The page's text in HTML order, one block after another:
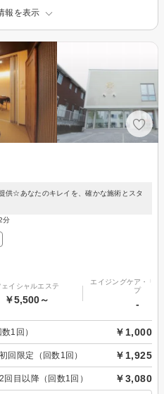
報を表示
供☆あなたのキレイを、確かな施術とスタ
分
ェイシャルエステ
￥5,500～
エイジングケア・リ
プ
-
1回） ￥1,000
回限定（回数1回） ￥1,925
目以降（回数1回） ￥3,080